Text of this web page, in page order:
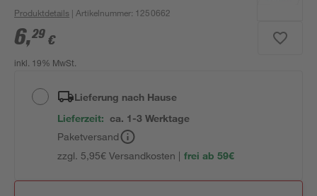
Produktdetails | Artikelnummer: 1250662
6,29 €
inkl. 19% MwSt.
Lieferung nach Hause
Lieferzeit: ca. 1-3 Werktage
Paketversand
zzgl. 5,95€ Versandkosten | frei ab 59€